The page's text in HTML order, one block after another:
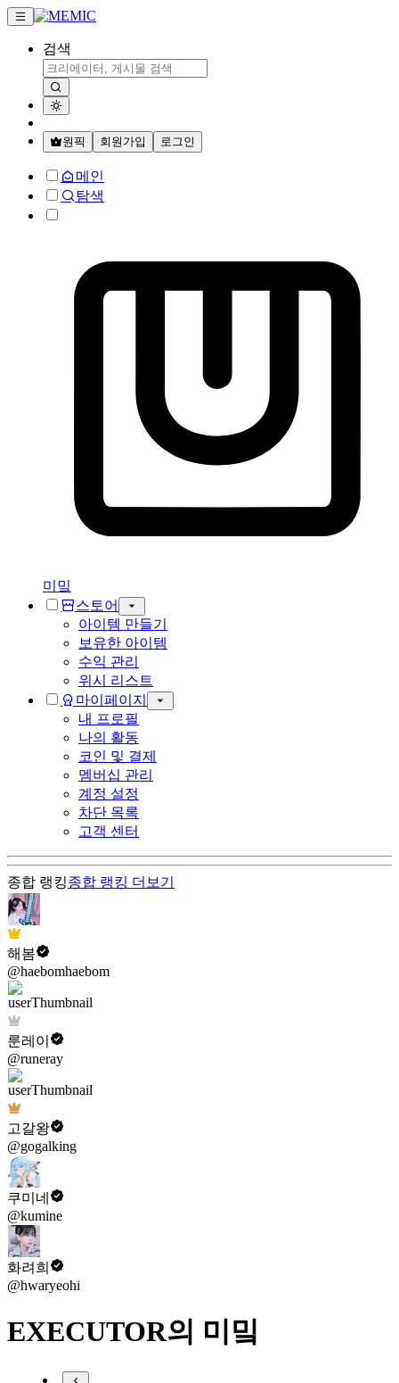
검색
원픽 회원가입 로그인
메인
탐색
미밐
스토어
아이템 만들기
보유한 아이템
수익 관리
위시 리스트
마이페이지
내 프로필
나의 활동
코인 및 결제
멤버십 관리
계정 설정
차단 목록
고객 센터
종합 랭킹종합 랭킹 더보기
해봄
@haebomhaebom
룬레이
@runeray
고갈왕
@gogalking
쿠미네
@kumine
화려희
@hwaryeohi
EXECUTOR의 미밐